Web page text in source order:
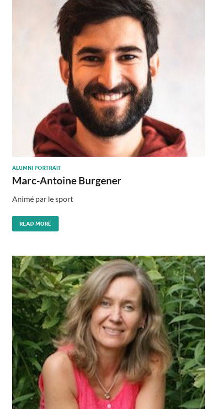
ALUMNI PORTRAIT
Marc-Antoine Burgener
Animé par le sport
READ MORE